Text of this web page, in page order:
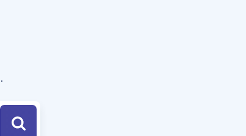
Aracı
için Öneriler
ile seni sınava hazırlayacak onlarca eğitim seni bekliyor!